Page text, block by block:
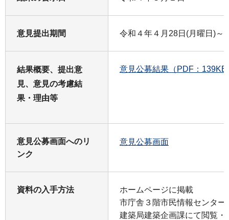
意見提出期間 令和４年４月28日(月曜日)～
結果概要、提出意
見、意見の考慮結
果・理由等
意見公募結果（PDF：139KB
意見公募画面へのリ
ンク
意見公募画面
資料の入手方法
ホームページに掲載
市庁舎３階市民情報センタ
建築局建築企画課にて閲覧